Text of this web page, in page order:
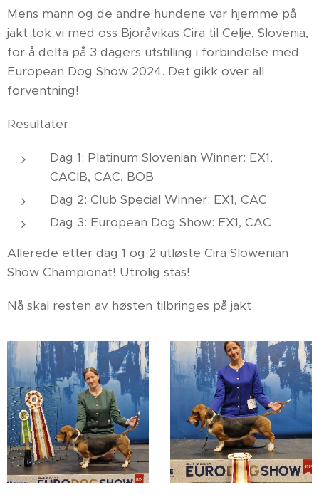
Mens mann og de andre hundene var hjemme på
jakt tok vi med oss Bjoråvikas Cira til Celje, Slovenia,
for å delta på 3 dagers utstilling i forbindelse med
European Dog Show 2024. Det gikk over all
forventning!
Resultater:
Dag 1: Platinum Slovenian Winner: EX1,
CACIB, CAC, BOB
Dag 2: Club Special Winner: EX1, CAC
Dag 3: European Dog Show: EX1, CAC
Allerede etter dag 1 og 2 utløste Cira Slowenian
Show Championat! Utrolig stas!
Nå skal resten av høsten tilbringes på jakt.